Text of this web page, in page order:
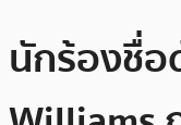
นักร้องชื่อ